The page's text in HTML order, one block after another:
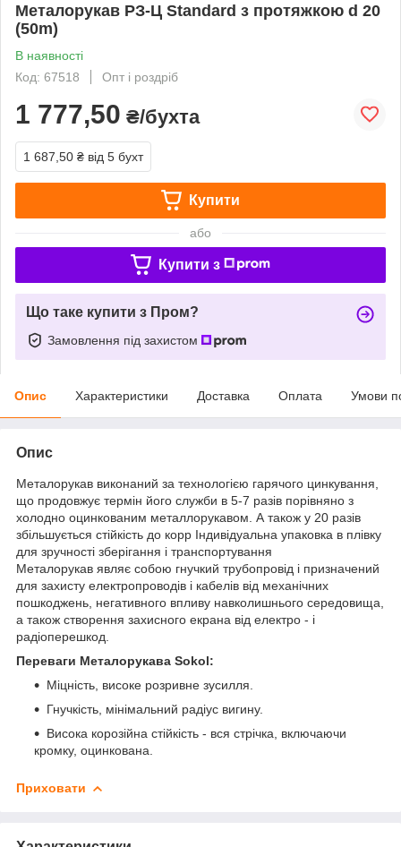
Металорукав РЗ-Ц Standard з протяжкою d 20
(50m)
В наявності
Код: 67518
Опт і роздріб
1 777,50 ₴/бухта
1 687,50 ₴ від 5 бухт
Купити
або
Купити з
Що таке купити з Пром?
Замовлення під захистом
Опис Характеристики Доставка Оплата Умови
Опис
Металорукав виконаний за технологією гарячого цинкування,
що продовжує термін його служби в 5-7 разів порівняно з
холодно оцинкованим металлорукавом. А також у 20 разів
збільшується стійкість до корр Індивідуальна упаковка в плівку
для зручності зберігання і транспортування
Металорукав являє собою гнучкий трубопровід і призначений
для захисту електропроводів і кабелів від механічних
пошкоджень, негативного впливу навколишнього середовища,
а також створення захисного екрана від електро - і
радіоперешкод.
Переваги Металорукава Sokol:
Міцність, високе розривне зусилля.
Гнучкість, мінімальний радіус вигину.
Висока корозійна стійкість - вся стрічка, включаючи
кромку, оцинкована.
Приховати